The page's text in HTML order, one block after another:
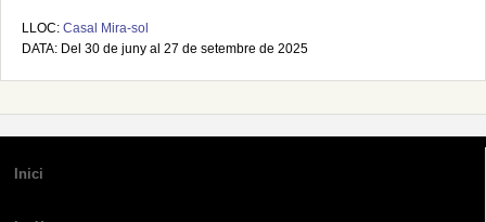
LLOC: Casal Mira-sol
DATA: Del 30 de juny al 27 de setembre de 2025
Inici